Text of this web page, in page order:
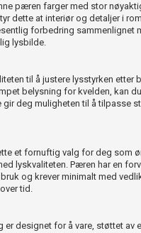
pæren farger med stor
dette at interiør og detaljer i
forbedring sammenlignet
lysbilde.
til å justere lysstyrken etter
belysning for kvelden, kan
deg muligheten til å tilpasse
et fornuftig valg for deg som
lyskvaliteten. Pæren har en
og krever minimalt med
tid.
designet for å vare, støttet av